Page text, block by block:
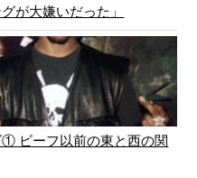
が大嫌いだった」
ビーフ以前の東と西の関